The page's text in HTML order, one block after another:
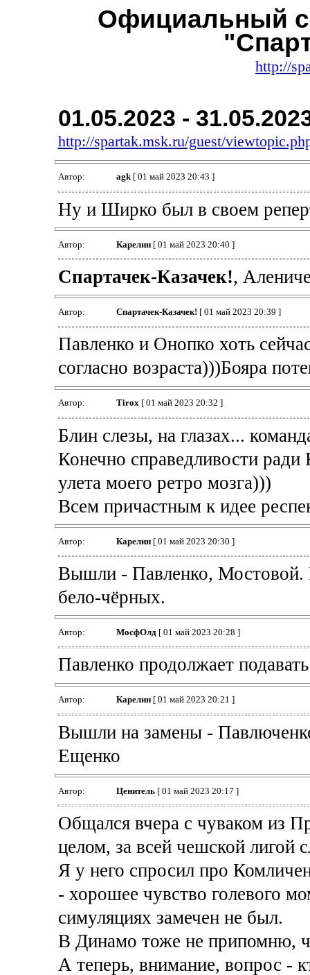
Официальный
http://
01.05.2023 -
http://spartak.msk.ru/guest/
Автор: agk[ 01 май 2023 20:43 ]
Ну и Ширко был в своем
Автор: Карелин[ 01 май 2023 20:40 ]
Спартачек-Казачек!,
Автор: Спартачек-Казачек! [ 01 май 2023 20:39 ]
Павленко и Онопко хоть
согласно возраста)))Бояра
Автор: Tirox[ 01 май 2023 20:32 ]
Блин слезы, на глазах...
Конечно справедливости
улета моего ретро мозга)))
Всем причастным к идее
Автор: Карелин[ 01 май 2023 20:30 ]
Вышли - Павленко, Мостовой.
бело-чёрных.
Автор: МосфОлд[ 01 май 2023 20:28 ]
Павленко продолжает
Автор: Карелин[ 01 май 2023 20:21 ]
Вышли на замены -
Ещенко
Автор: Ценитель[ 01 май 2023 20:17 ]
Общался вчера с чуваком из
целом, за всей чешской лигой
Я у него спросил про
- хорошее чувство голевого
симуляциях замечен не был.
В Динамо тоже не припомню,
А теперь, внимание, вопрос -